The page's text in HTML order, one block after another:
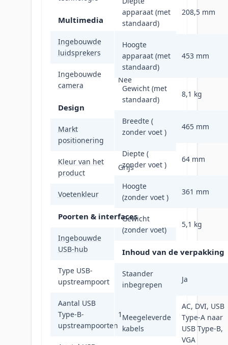
Multimedia
Ingebouwde
luidsprekers
Nee
Ingebouwde
camera
Nee
Design
Markt
positionering
Kantoor
Kleur van het
product
Grijs
Voetenkleur Grijs
Poorten & interfaces
Ingebouwde
USB-hub
Type USB-
upstreampoort
USB Type-B
Aantal USB
Type-B-
upstreampoorten
1
apparaat (met
standaard)
208,5 mm
Hoogte
apparaat (met
standaard)
453 mm
Gewicht (met
standaard)
8,1 kg
Breedte (
zonder voet )
465 mm
Diepte (
zonder voet )
64 mm
Hoogte
(zonder voet )
361 mm
Gewicht
(zonder voet)
5,1 kg
Inhoud van de verpakking
Staander
inbegrepen
Ja
Meegeleverde
kabels
AC, DVI, USB
Type-A naar
USB Type-B,
VGA